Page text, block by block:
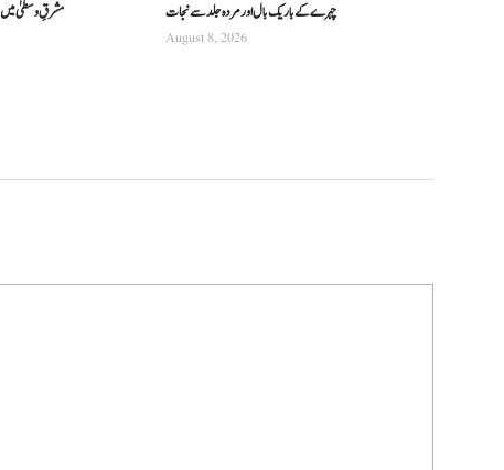
مشرقِ وسطیٰ میں چہرے کے باریک بال اور مردہ جلد سے نجات
August 8, 2026